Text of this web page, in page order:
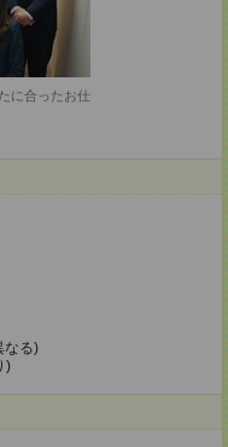
に合ったお仕
なる)
)